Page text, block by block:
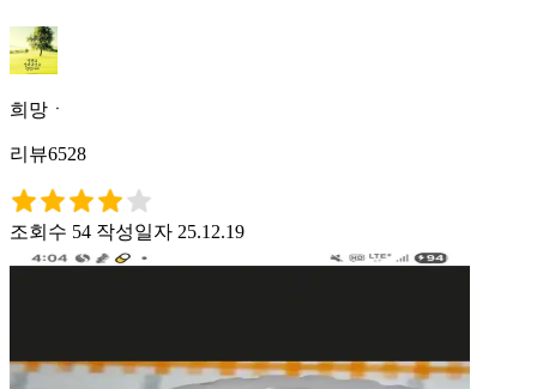
희망ㆍ
리뷰6528
조회수 54 작성일자 25.12.19